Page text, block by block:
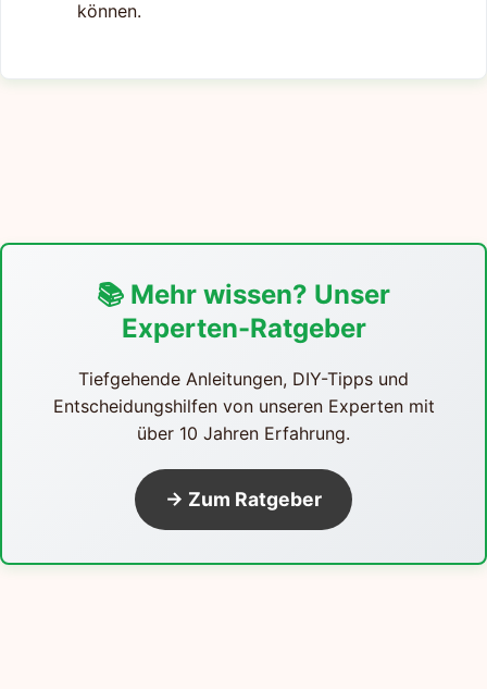
können.
📚 Mehr wissen? Unser
Experten-Ratgeber
Tiefgehende Anleitungen, DIY-Tipps und
Entscheidungshilfen von unseren Experten mit
über 10 Jahren Erfahrung.
→ Zum Ratgeber